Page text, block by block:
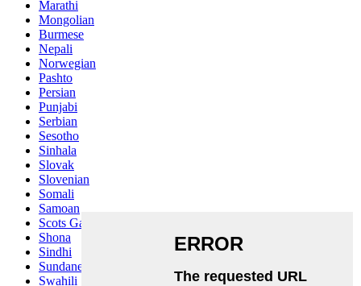
Marathi
Mongolian
Burmese
Nepali
Norwegian
Pashto
Persian
Punjabi
Serbian
Sesotho
Sinhala
Slovak
Slovenian
Somali
Samoan
Scots Gaelic
Shona
Sindhi
Sundanese
Swahili